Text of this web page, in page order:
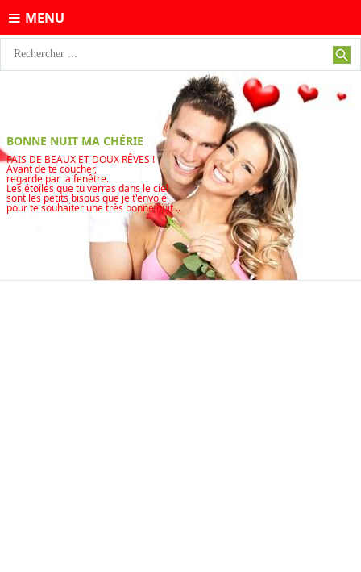
MENU
BONNE NUIT MA CHÉRIE
FAIS DE BEAUX ET DOUX RÊVES !
Avant de te coucher,
regarde par la fenêtre.
Les étoiles que tu verras dans le ciel
sont les petits bisous que je t'envoie
pour te souhaiter une très bonne nuit ..